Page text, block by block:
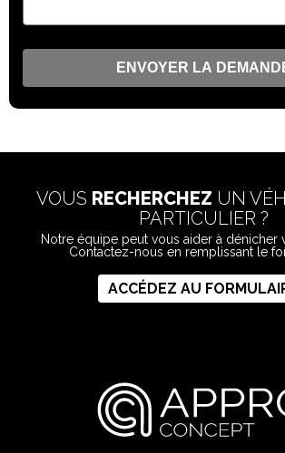
VOUS RECHERCHEZ UN
PARTICULIER ?
Notre équipe peut vous aider à dénicher
Contactez-nous en remplissant le
ACCÉDEZ AU